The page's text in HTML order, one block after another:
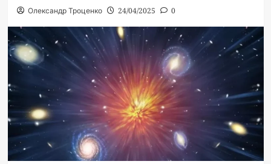
Олександр Троценко 24/04/2025 0